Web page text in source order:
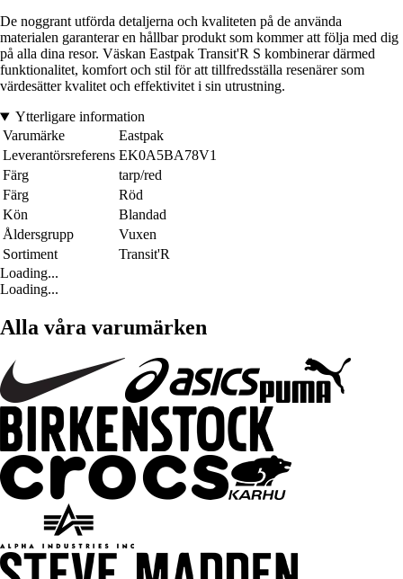
De noggrant utförda detaljerna och kvaliteten på de använda
materialen garanterar en hållbar produkt som kommer att följa med dig
på alla dina resor. Väskan Eastpak Transit'R S kombinerar därmed
funktionalitet, komfort och stil för att tillfredsställa resenärer som
värdesätter kvalitet och effektivitet i sin utrustning.
Ytterligare information
Varumärke
Eastpak
Leverantörsreferens EK0A5BA78V1
Färg
tarp/red
Färg
Röd
Kön
Blandad
Åldersgrupp
Vuxen
Sortiment
Transit'R
Loading...
Loading...
Alla våra varumärken